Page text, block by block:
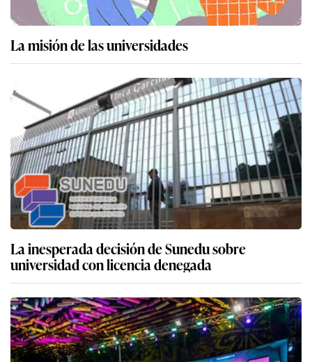
La misión de las universidades
La inesperada decisión de Sunedu sobre
universidad con licencia denegada